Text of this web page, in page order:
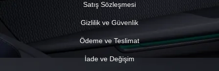
Satış Sözleşmesi
Gizlilik ve Güvenlik
Ödeme ve Teslimat
İade ve Değişim